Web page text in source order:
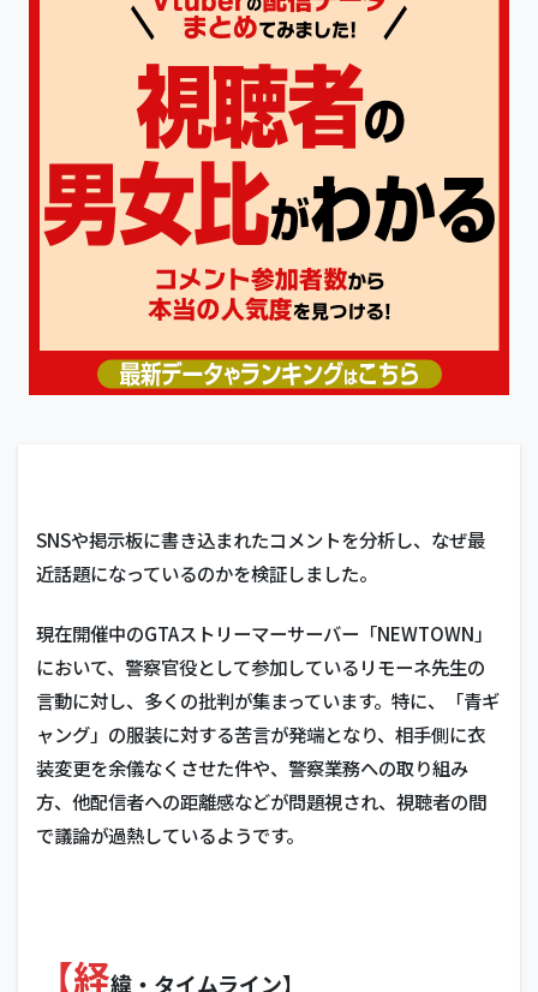
SNSや掲示板に書き込まれたコメントを分析し、なぜ最
近話題になっているのかを検証しました。
現在開催中のGTAストリーマーサーバー「NEWTOWN」
において、警察官役として参加しているリモーネ先生の
言動に対し、多くの批判が集まっています。特に、「青ギ
ャング」の服装に対する苦言が発端となり、相手側に衣
装変更を余儀なくさせた件や、警察業務への取り組み
方、他配信者への距離感などが問題視され、視聴者の間
で議論が過熱しているようです。
【経緯・タイムライン】